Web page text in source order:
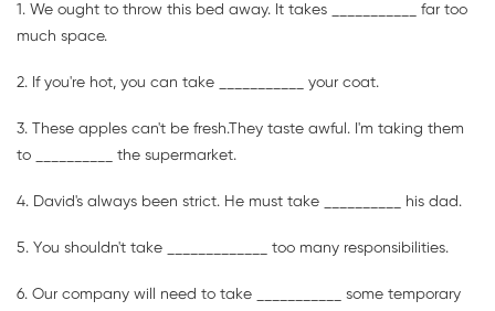
1. We ought to throw this bed away. It takes ___________ far too
much space.
2. If you're hot, you can take ___________ your coat.
3. These apples can't be fresh.They taste awful. I'm taking them
to __________ the supermarket.
4. David's always been strict. He must take __________ his dad.
5. You shouldn't take _____________ too many responsibilities.
6. Our company will need to take ___________ some temporary